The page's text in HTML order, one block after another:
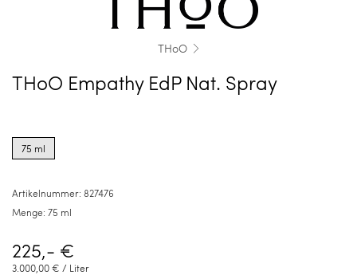
THoO
THoO Empathy EdP Nat. Spray
options
for75 ml
Artikelnummer: 827476
Menge: 75 ml
225,- €
3.000,00 € / Liter